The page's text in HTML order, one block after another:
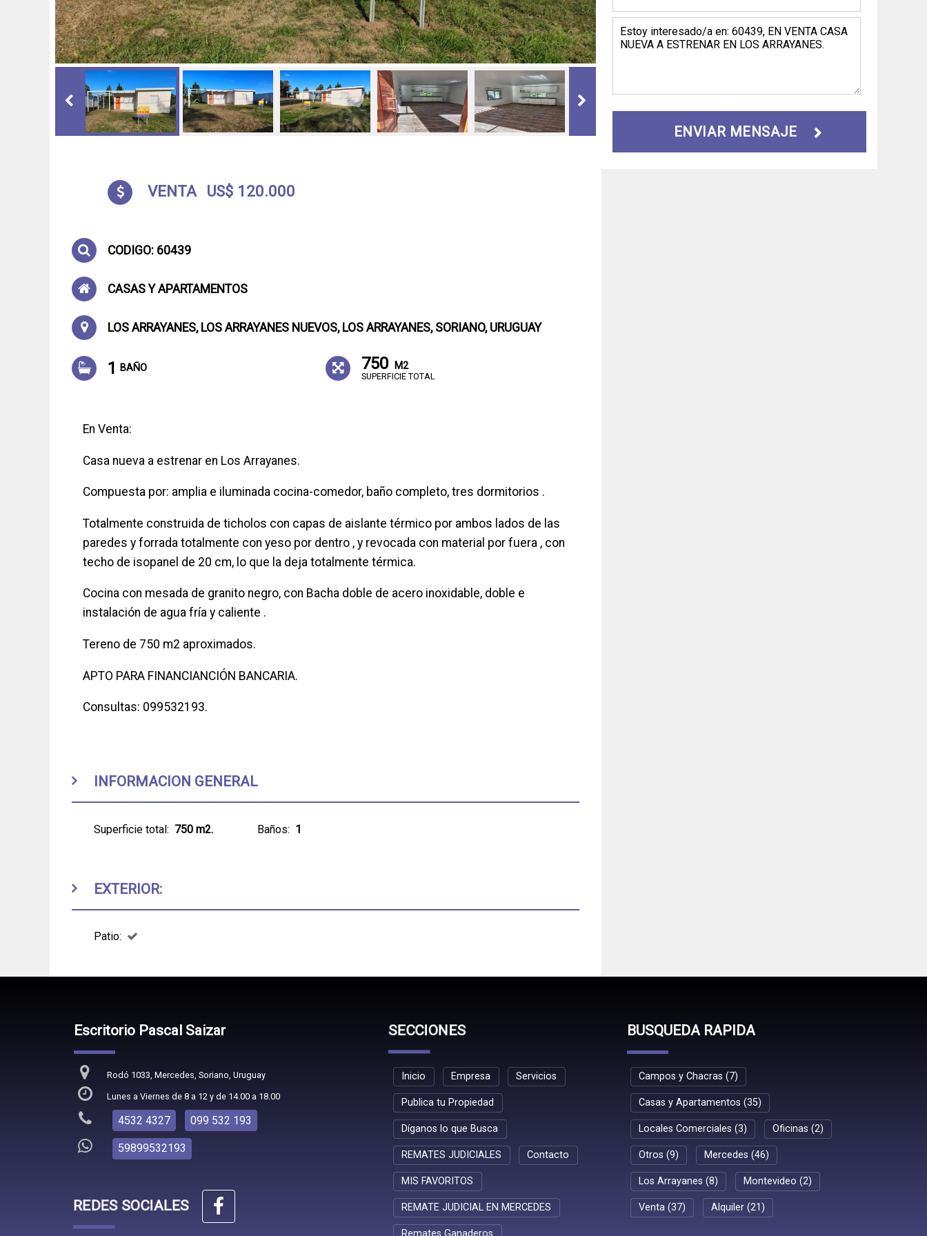
VENTA US$ 120.000
CODIGO: 60439
CASAS Y APARTAMENTOS
LOS ARRAYANES, LOS ARRAYANES NUEVOS, LOS ARRAYANES, SORIANO, URUGUAY
1 BAÑO 750 M2
SUPERFICIE TOTAL
En Venta:
Casa nueva a estrenar en Los Arrayanes.
Compuesta por: amplia e iluminada cocina-comedor, baño completo, tres dormitorios .
Totalmente construida de ticholos con capas de aislante térmico por ambos lados de las
paredes y forrada totalmente con yeso por dentro , y revocada con material por fuera , con
techo de isopanel de 20 cm, lo que la deja totalmente térmica.
Cocina con mesada de granito negro, con Bacha doble de acero inoxidable, doble e
instalación de agua fría y caliente .
Tereno de 750 m2 aproximados.
APTO PARA FINANCIANCIÓN BANCARIA.
Consultas: 099532193.
INFORMACION GENERAL
Superficie total: 750 m2. Baños: 1
EXTERIOR:
Patio:
ENVIAR MENSAJE
Escritorio Pascal Saizar
Rodó 1033, Mercedes, Soriano, Uruguay
Lunes a Viernes de 8 a 12 y de 14.00 a 18.00
4532 4327 099 532 193
59899532193
REDES SOCIALES
SECCIONES
Inicio Empresa Servicios
Publica tu Propiedad
Díganos lo que Busca
REMATES JUDICIALES Contacto
MIS FAVORITOS
REMATE JUDICIAL EN MERCEDES
Remates Ganaderos
BUSQUEDA RAPIDA
Campos y Chacras (7)
Casas y Apartamentos (35)
Locales Comerciales (3) Oficinas (2)
Otros (9) Mercedes (46)
Los Arrayanes (8) Montevideo (2)
Venta (37) Alquiler (21)